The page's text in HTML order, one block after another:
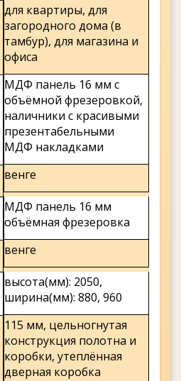
для квартиры, для
загородного дома (в
тамбур), для магазина и
офиса
МДФ панель 16 мм с
объёмной фрезеровкой,
наличники с красивыми
презентабельными
МДФ накладками
венге
МДФ панель 16 мм
объёмная фрезеровка
венге
высота(мм): 2050,
ширина(мм): 880, 960
115 мм, цельногнутая
конструкция полотна и
коробки, утеплённая
дверная коробка